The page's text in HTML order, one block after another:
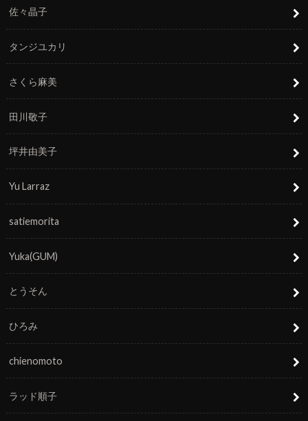
佐々晶子
タンジユカリ
さくら麻美
田川敬子
坪井由美子
Yu Larraz
satiemorita
Yuka(GUM)
とうそん
ひろみ
chienomoto
ラッド順子